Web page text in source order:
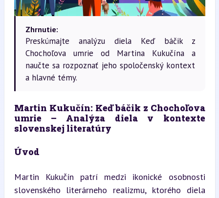
Zhrnutie:
Preskúmajte analýzu diela Keď báčik z
Chochoľova umrie od Martina Kukučína a
naučte sa rozpoznať jeho spoločenský kontext
a hlavné témy.
Martin Kukučín: Keď báčik z Chochoľova
umrie – Analýza diela v kontexte
slovenskej literatúry
Úvod
Martin Kukučín patrí medzi ikonické osobnosti
slovenského literárneho realizmu, ktorého diela